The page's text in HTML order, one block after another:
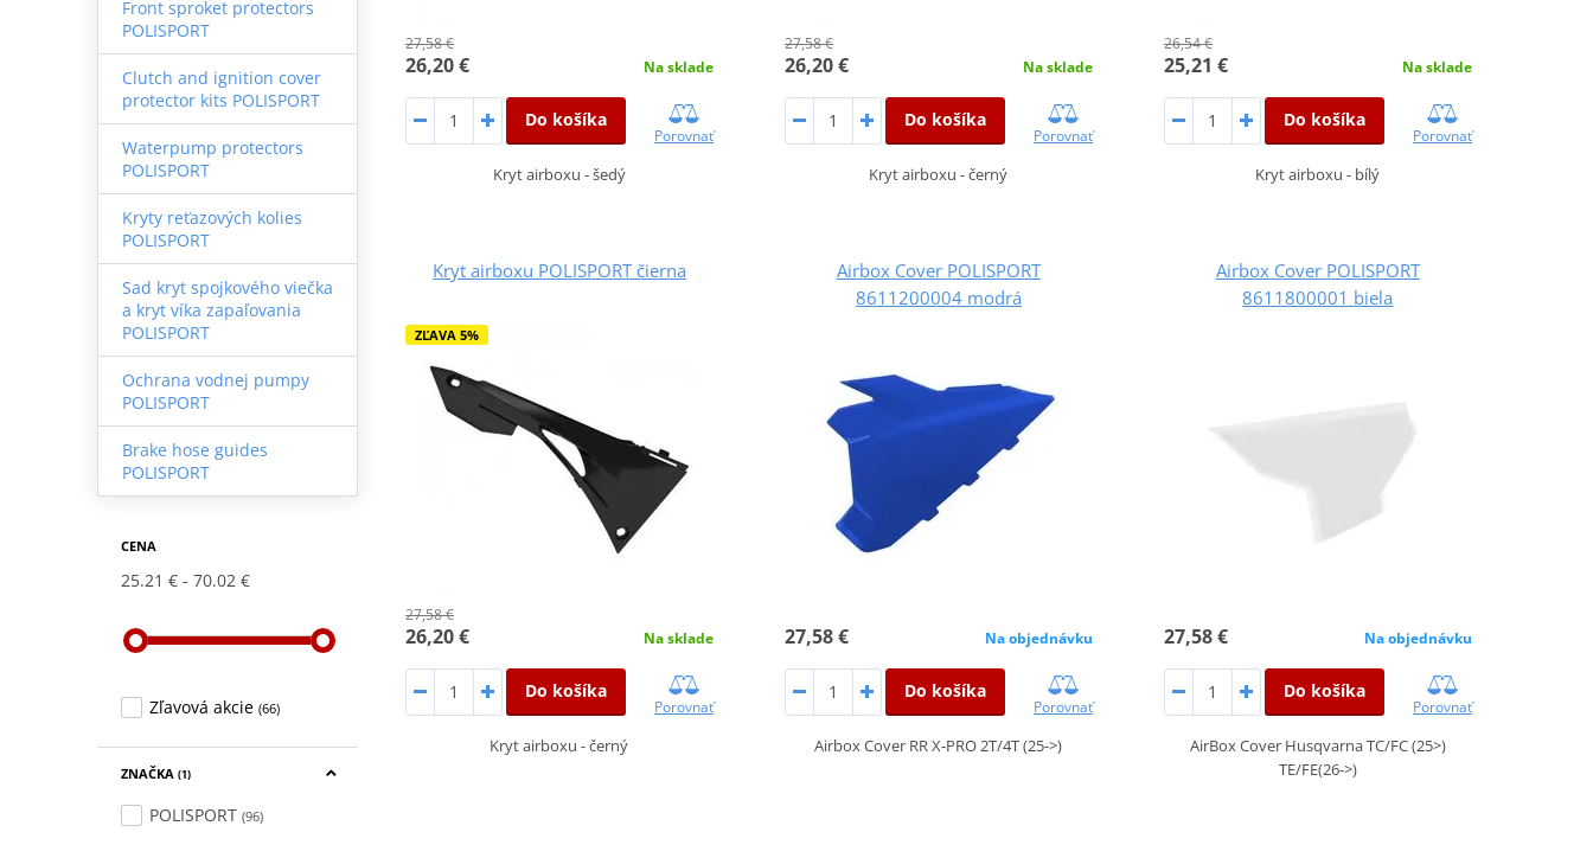
Front sproket protectors
POLISPORT
Clutch and ignition cover
protector kits POLISPORT
Waterpump protectors
POLISPORT
Kryty reťazových kolies
POLISPORT
Sad kryt spojkového viečka
a kryt víka zapaľovania
POLISPORT
Ochrana vodnej pumpy
POLISPORT
Brake hose guides
POLISPORT
CENA
25.21 € 70.02 €
Zľavová akcie (66)
ZNAČKA (1)
POLISPORT (96)
27,58 €
26,20 € Na sklade
Do košíka
Porovnať
Kryt airboxu - šedý
27,58 €
26,20 € Na sklade
Do košíka
Porovnať
Kryt airboxu - černý
26,54 €
25,21 € Na sklade
Do košíka
Porovnať
Kryt airboxu - bílý
Kryt airboxu POLISPORT čierna
ZĽAVA 5%
27,58 €
26,20 € Na sklade
Do košíka
Porovnať
Kryt airboxu - černý
Airbox Cover POLISPORT
8611200004 modrá
27,58 € Na objednávku
Do košíka
Porovnať
Airbox Cover RR X-PRO 2T/4T (25->)
Airbox Cover POLISPORT
8611800001 biela
27,58 € Na objednávku
Do košíka
Porovnať
AirBox Cover Husqvarna TC/FC (25>)
TE/FE(26->)